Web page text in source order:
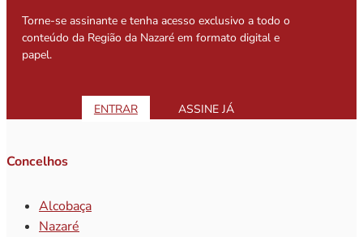
Torne-se assinante e tenha acesso exclusivo a todo o
conteúdo da Região da Nazaré em formato digital e
papel.
ENTRAR ASSINE JÁ
Concelhos
Alcobaça
Nazaré